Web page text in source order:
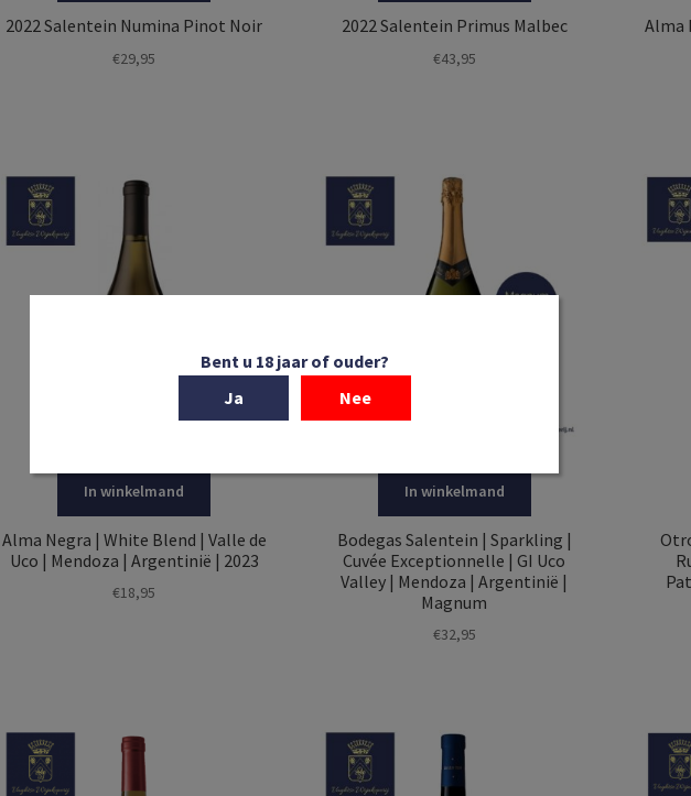
2022 Salentein Numina Pinot Noir
€29,95
2022 Salentein Primus Malbec
€43,95
Alma
In winkelmand
Alma Negra | White Blend | Valle de
Uco | Mendoza | Argentinië | 2023
€18,95
In winkelmand
Bodegas Salentein | Sparkling |
Cuvée Exceptionnelle | GI Uco
Valley | Mendoza | Argentinië |
Magnum
€32,95
Bent u 18 jaar of ouder?
Ja
Nee